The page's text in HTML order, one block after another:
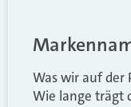
Was wir auf der
Wie lange trägt